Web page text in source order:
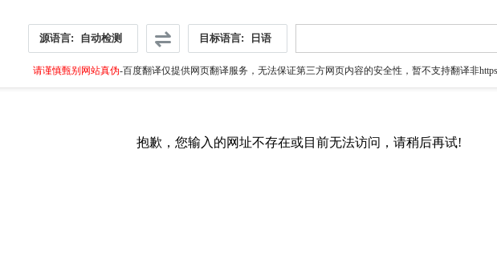
源语言: 自动检测 目标语言: 日语
请谨慎甄别网站真伪-百度翻译仅提供网页翻译服务，无法保证第三方网页内容的安全性，暂不支持翻译非